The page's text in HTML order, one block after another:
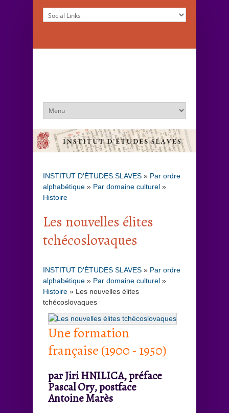
INSTITUT D'ÉTUDES SLAVES » Par ordre
alphabétique » Par domaine culturel »
Histoire
Les nouvelles élites
tchécoslovaques
INSTITUT D'ÉTUDES SLAVES » Par ordre
alphabétique » Par domaine culturel »
Histoire » Les nouvelles élites
tchécoslovaques
Une formation
française (1900 - 1950)
par Jiri HNILICA, préface
Pascal Ory, postface
Antoine Marès